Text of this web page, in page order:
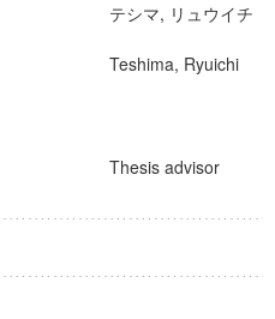
テシマ, リュウイチ
Teshima, Ryuichi
Thesis advisor